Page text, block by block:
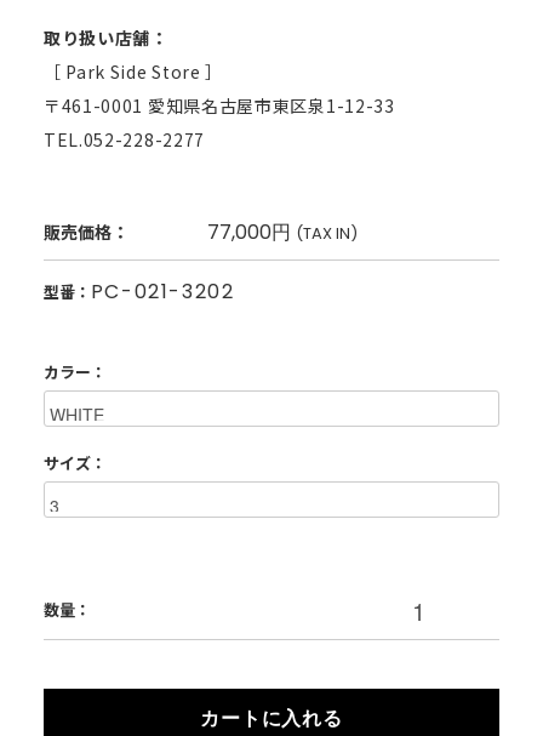
取り扱い店舗：
［ Park Side Store ］
〒461-0001 愛知県名古屋市東区泉1-12-33
TEL.052-228-2277
販売価格： 77,000円 (TAX IN)
型番： PC-021-3202
カラー：
サイズ：
数量：
カートに入れる